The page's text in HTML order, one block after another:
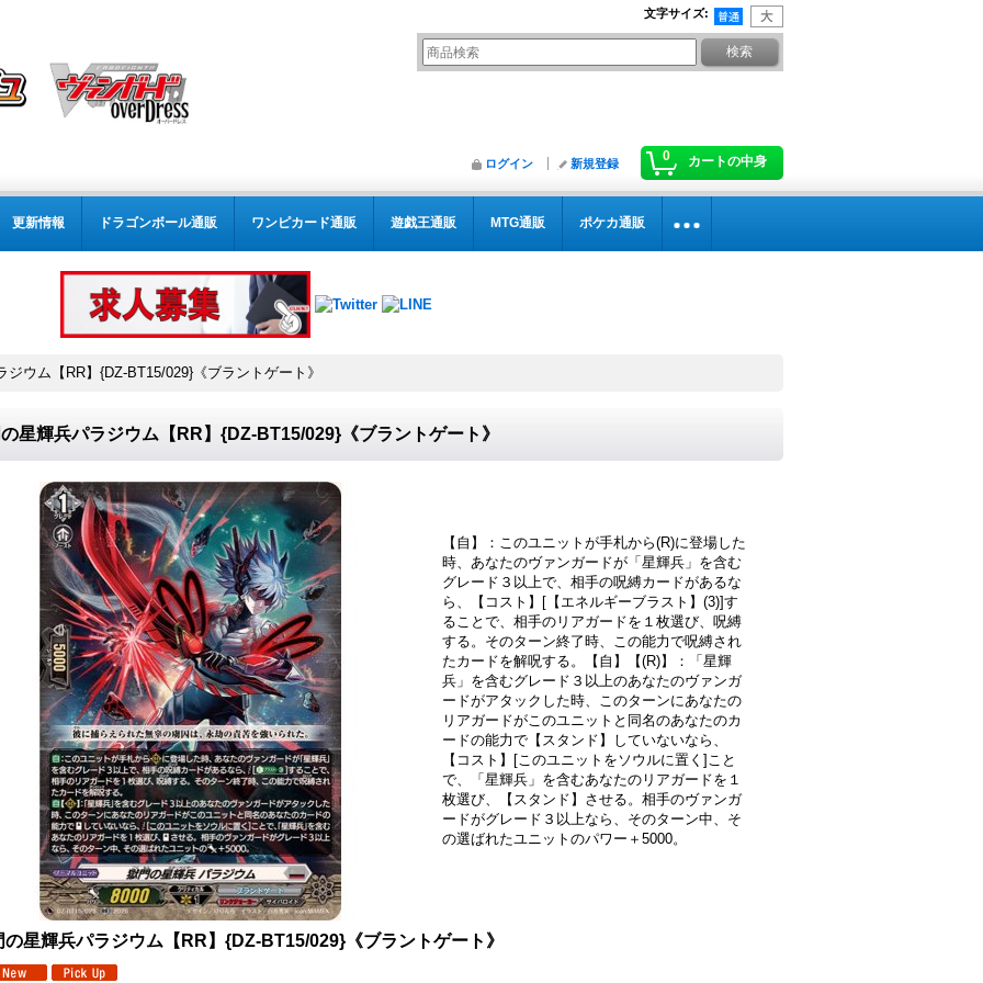
文字サイズ:
0 カートの中身
ログイン 新規登録
更新情報 ドラゴンボール通販 ワンピカード通販 遊戯王通販 MTG通販 ポケカ通販
ジウム【RR】{DZ-BT15/029}《ブラントゲート》
星輝兵パラジウム【RR】{DZ-BT15/029}《ブラントゲート》
【自】：このユニットが手札から(R)に登場した
時、あなたのヴァンガードが「星輝兵」を含む
グレード３以上で、相手の呪縛カードがあるな
ら、【コスト】[【エネルギーブラスト】(3)]す
ることで、相手のリアガードを１枚選び、呪縛
する。そのターン終了時、この能力で呪縛され
たカードを解呪する。【自】【(R)】：「星輝
兵」を含むグレード３以上のあなたのヴァンガ
ードがアタックした時、このターンにあなたの
リアガードがこのユニットと同名のあなたのカ
ードの能力で【スタンド】していないなら、
【コスト】[このユニットをソウルに置く]こと
で、「星輝兵」を含むあなたのリアガードを１
枚選び、【スタンド】させる。相手のヴァンガ
ードがグレード３以上なら、そのターン中、そ
の選ばれたユニットのパワー＋5000。
の星輝兵パラジウム【RR】{DZ-BT15/029}《ブラントゲート》